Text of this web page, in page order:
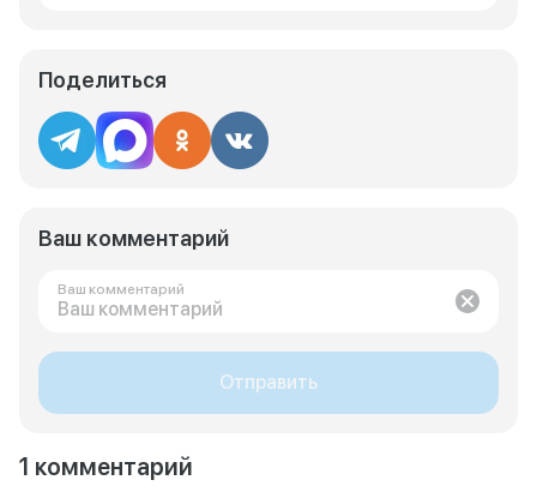
Поделиться
Ваш комментарий
Ваш комментарий
Отправить
1 комментарий